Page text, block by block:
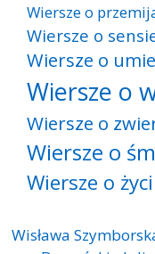
Wiersze o
Wiersze o
Wiersze o
Wiersze o
Wiersze o
Wiersze o
Wiersze o
Wisława